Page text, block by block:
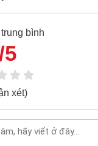
bình
5
xét)